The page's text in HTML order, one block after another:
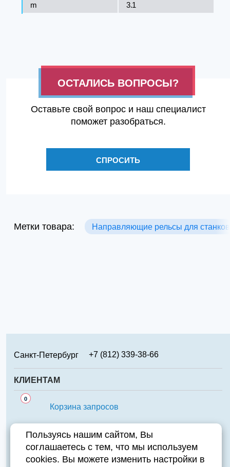
Пользуясь нашим сайтом, Вы
соглашаетесь с тем, что мы используем
cookies. Вы можете изменить настройки в
m 3.1
ОСТАЛИСЬ ВОПРОСЫ?
Оставьте свой вопрос и наш специалист
поможет разобраться.
СПРОСИТЬ
Метки товара: Направляющие рельсы для станков
Санкт-Петербург
+7 (812) 339-38-66
Москва
+7 (499) 346-65-02
Краснодар
Челябинск
+7 (351) 711-15-87
Екатеринбург
+7 (343) 226-97-23
КЛИЕНТАМ
Сервис
Аналоги
Контакты
Компания
0
Корзина запросов